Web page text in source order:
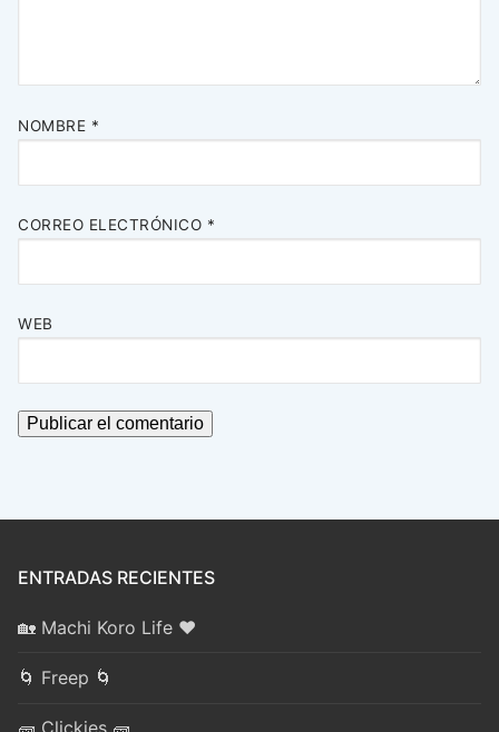
NOMBRE *
CORREO ELECTRÓNICO *
WEB
ENTRADAS RECIENTES
🏡 Machi Koro Life ❤️
🌀 Freep 🌀
🧱 Clickies 🧱